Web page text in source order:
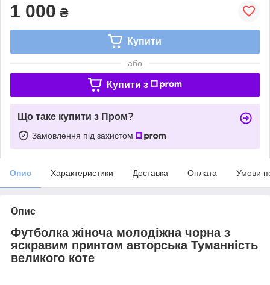
1 000 ₴
Купити
або
Купити з
Що таке купити з Пром?
Замовлення під захистом
Опис Характеристики Доставка Оплата Умови
Опис
Футболка жіноча молодіжна чорна з
яскравим принтом авторська Туманність
великого коте